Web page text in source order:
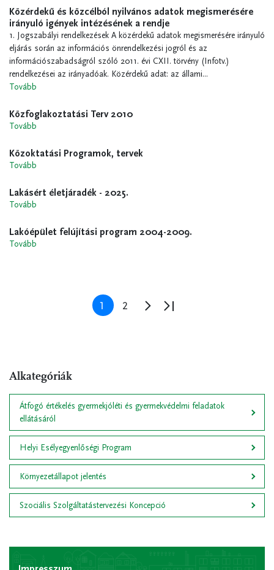
Közérdekű és közcélból nyilvános adatok megismerésére
irányuló igények intézésének a rendje
1. Jogszabályi rendelkezések A közérdekű adatok megismerésére irányuló
eljárás során az információs önrendelkezési jogról és az
információszabadságról szóló 2011. évi CXII. törvény (Infotv.)
rendelkezései az irányadóak. Közérdekű adat: az állami...
Tovább
Közfoglakoztatási Terv 2010
Tovább
Közoktatási Programok, tervek
Tovább
Lakásért életjáradék - 2025.
Tovább
Lakóépület felújítási program 2004-2009.
Tovább
Jelenlegi
oldal
1 Oldal
2
Következő
Utolsó
Alkategóriák
Átfogó értékelés gyermekjóléti és gyermekvédelmi feladatok
ellátásáról
Helyi Esélyegyenlőségi Program
Környezetállapot jelentés
Szociális Szolgáltatástervezési Koncepció